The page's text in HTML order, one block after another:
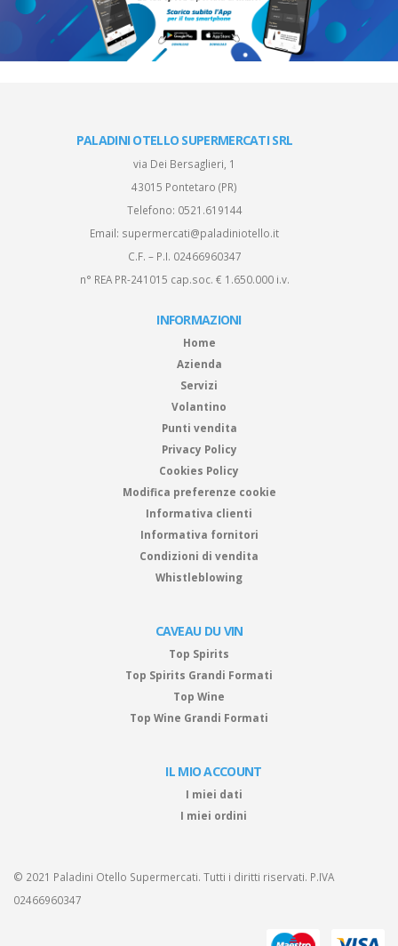
PALADINI OTELLO SUPERMERCATI SRL
via Dei Bersaglieri, 1
43015 Pontetaro (PR)
Telefono: 0521.619144
Email: supermercati@paladiniotello.it
C.F. – P.I. 02466960347
n° REA PR-241015 cap.soc. € 1.650.000 i.v.
INFORMAZIONI
Home
Azienda
Servizi
Volantino
Punti vendita
Privacy Policy
Cookies Policy
Modifica preferenze cookie
Informativa clienti
Informativa fornitori
Condizioni di vendita
Whistleblowing
CAVEAU DU VIN
Top Spirits
Top Spirits Grandi Formati
Top Wine
Top Wine Grandi Formati
IL MIO ACCOUNT
I miei dati
I miei ordini
© 2021 Paladini Otello Supermercati. Tutti i diritti riservati. P.IVA
02466960347